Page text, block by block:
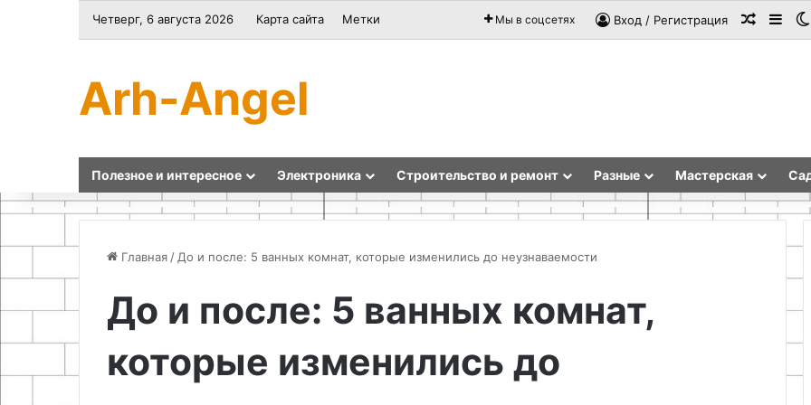
Четверг, 6 августа 2026 Карта сайта Метки Мы в соцсетях Вход / Регистрация
Arh-Angel
Полезное и интересное Электроника Строительство и ремонт Разные Мастерская
Главная / До и после: 5 ванных комнат, которые изменились до неузнаваемости
До и после: 5 ванных комнат,
которые изменились до
Как
выбрать
Как
сделать
мощный